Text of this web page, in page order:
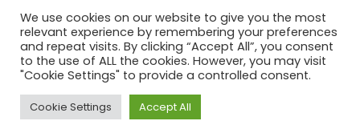
Lieferung und Bezahlung
AGB
Social Media
Facebook
We use cookies on our website to give you the most
relevant experience by remembering your preferences
and repeat visits. By clicking “Accept All”, you consent
to the use of ALL the cookies. However, you may visit
"Cookie Settings" to provide a controlled consent.
Cookie Settings Accept All